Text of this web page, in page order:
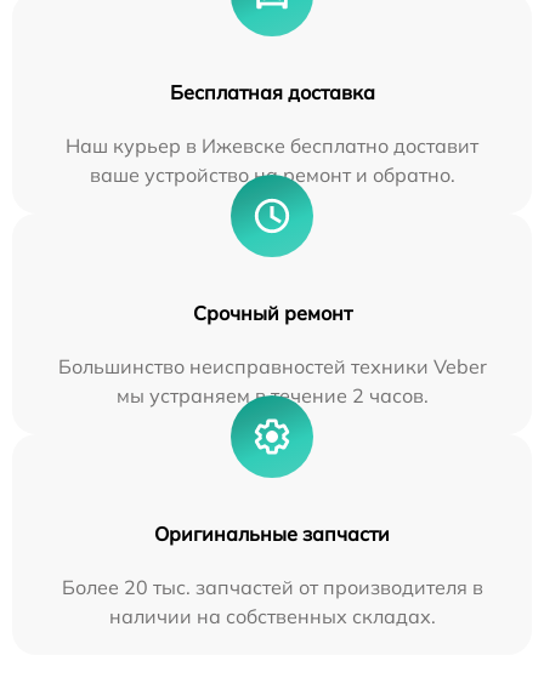
Бесплатная доставка
Наш курьер в Ижевске бесплатно доставит
ваше устройство на ремонт и обратно.
Срочный ремонт
Большинство неисправностей техники Veber
мы устраняем в течение 2 часов.
Оригинальные запчасти
Более 20 тыс. запчастей от производителя в
наличии на собственных складах.